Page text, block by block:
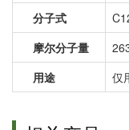
分子式
摩尔分子量
用途
仅